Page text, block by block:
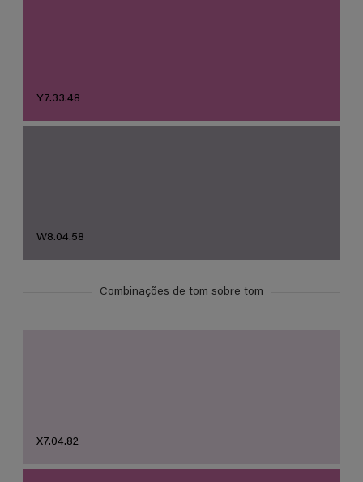
Y7.33.48
W8.04.58
Combinações de tom sobre tom
X7.04.82